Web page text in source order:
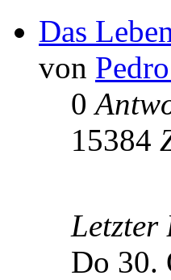
Das
von
0
15384
Letzter
Do 30.